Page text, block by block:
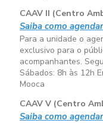
CAAV II (Centro
Saiba como
Para a unidade o
exclusivo para o
acompanhantes.
Sábados: 8h às 12h
Mooca
CAAV V (Centro
Saiba como